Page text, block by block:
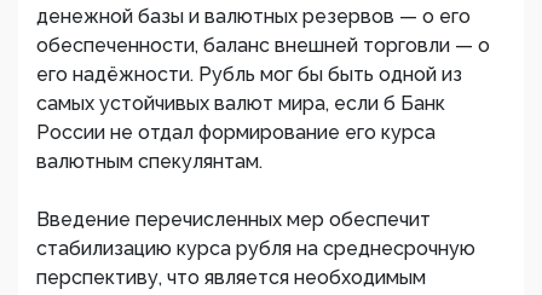
денежной базы и валютных резервов — о его
обеспеченности, баланс внешней торговли — о
его надёжности. Рубль мог бы быть одной из
самых устойчивых валют мира, если б Банк
России не отдал формирование его курса
валютным спекулянтам.
Введение перечисленных мер обеспечит
стабилизацию курса рубля на среднесрочную
перспективу, что является необходимым